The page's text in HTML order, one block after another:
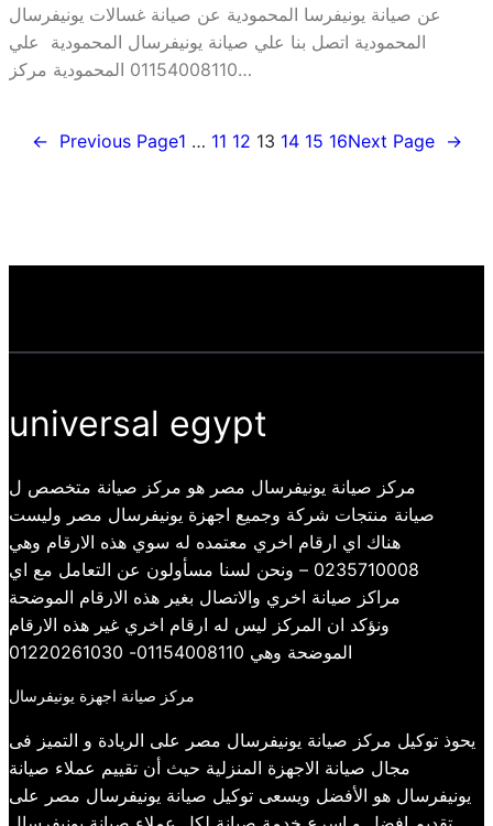
عن صيانة يونيفرسا المحمودية عن صيانة غسالات يونيفرسال
المحمودية اتصل بنا علي صيانة يونيفرسال المحمودية علي
01154008110 المحمودية مركز…
← Previous Page1 … 11 12 13 14 15 16Next Page →
universal egypt
مركز صيانة يونيفرسال مصر هو مركز صيانة متخصص ل
صيانة منتجات شركة وجميع اجهزة يونيفرسال مصر وليست
هناك اي ارقام اخري معتمده له سوي هذه الارقام وهي
0235710008 – ونحن لسنا مسأولون عن التعامل مع اي
مراكز صيانة اخري والاتصال بغير هذه الارقام الموضحة
ونؤكد ان المركز ليس له ارقام اخري غير هذه الارقام
الموضحة وهي 01154008110- 01220261030
مركز صيانة اجهزة يونيفرسال
يحوذ توكيل مركز صيانة يونيفرسال مصر على الريادة و التميز فى
مجال صيانة الاجهزة المنزلية حيث أن تقييم عملاء صيانة
يونيفرسال هو الأفضل ويسعى توكيل صيانة يونيفرسال مصر على